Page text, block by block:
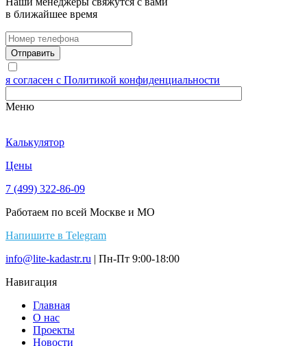
в ближайшее время
я согласен с Политикой конфиденциальности
Меню
Калькулятор
Цены
7 (499) 322-86-09
Работаем по всей Москве и МО
Напишите в Telegram
info@lite-kadastr.ru | Пн-Пт 9:00-18:00
Навигация
Главная
О нас
Проекты
Новости